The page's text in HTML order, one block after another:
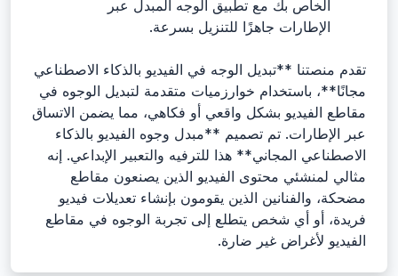
الخاص بك مع تطبيق الوجه المبدل عبر
الإطارات جاهزًا للتنزيل بسرعة.
تقدم منصتنا **تبديل الوجه في الفيديو بالذكاء الاصطناعي
مجانًا**، باستخدام خوارزميات متقدمة لتبديل الوجوه في
مقاطع الفيديو بشكل واقعي أو فكاهي، مما يضمن الاتساق
عبر الإطارات. تم تصميم **مبدل وجوه الفيديو بالذكاء
الاصطناعي المجاني** هذا للترفيه والتعبير الإبداعي. إنه
مثالي لمنشئي محتوى الفيديو الذين يصنعون مقاطع
مضحكة، والفنانين الذين يقومون بإنشاء تعديلات فيديو
فريدة، أو أي شخص يتطلع إلى تجربة الوجوه في مقاطع
الفيديو لأغراض غير ضارة.